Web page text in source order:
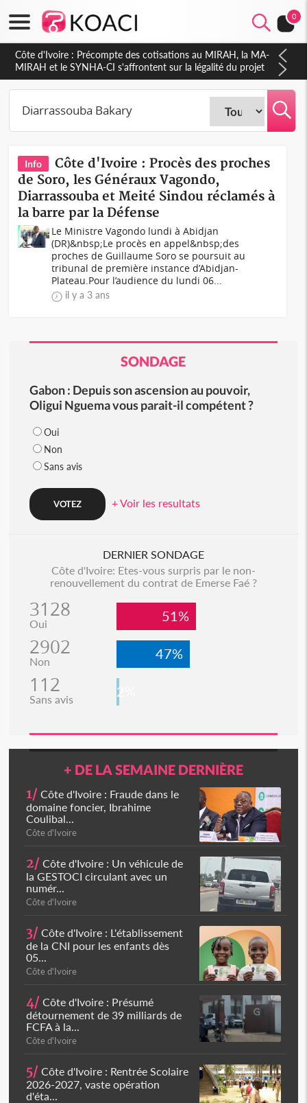
0
Côte d'Ivoire : Précompte des cotisations au MIRAH, la MA-
MIRAH et le SYNHA-CI s'affrontent sur la légalité du projet
Info
Côte d'Ivoire : Procès des proches
de Soro, les Généraux Vagondo,
Diarrassouba et Meité Sindou réclamés à
la barre par la Défense
Le Ministre Vagondo lundi à Abidjan
(DR)&nbsp;Le procès en appel&nbsp;des
proches de Guillaume Soro se poursuit au
tribunal de première instance d’Abidjan-
Plateau.Pour l’audience du lundi 06...
il y a 3 ans
SONDAGE
Gabon : Depuis son ascension au pouvoir,
Oligui Nguema vous parait-il compétent ?
Oui
Non
Sans avis
+ Voir les resultats
DERNIER SONDAGE
Côte d'Ivoire: Etes-vous surpris par le non-
renouvellement du contrat de Emerse Faé ?
3128
Oui 51%
2902
Non 47%
112
Sans avis 2%
+ DE LA SEMAINE DERNIÈRE
1/ Côte d'Ivoire : Fraude dans le
domaine foncier, Ibrahime
Coulibal...
Côte d'Ivoire
2/ Côte d'Ivoire : Un véhicule de
la GESTOCI circulant avec un
numér...
Côte d'Ivoire
3/ Côte d'Ivoire : L'établissement
de la CNI pour les enfants dès
05...
Côte d'Ivoire
4/ Côte d'Ivoire : Présumé
détournement de 39 milliards de
FCFA à la...
Côte d'Ivoire
5/ Côte d'Ivoire : Rentrée Scolaire
2026-2027, vaste opération
d'éta...